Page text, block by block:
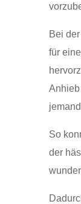
Bei
für
So
der